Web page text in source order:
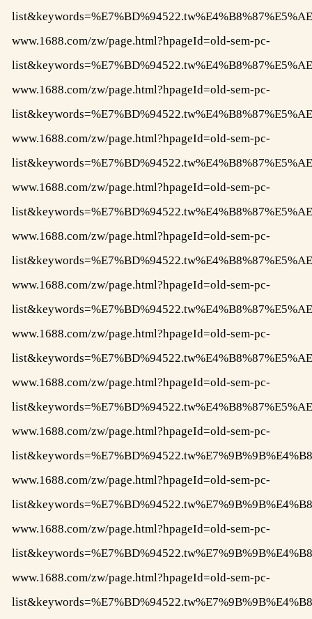
www.1688.com/zw/page.html?hpageId=old-sem-pc-
www.1688.com/zw/page.html?hpageId=old-sem-pc-
www.1688.com/zw/page.html?hpageId=old-sem-pc-
www.1688.com/zw/page.html?hpageId=old-sem-pc-
www.1688.com/zw/page.html?hpageId=old-sem-pc-
www.1688.com/zw/page.html?hpageId=old-sem-pc-
www.1688.com/zw/page.html?hpageId=old-sem-pc-
www.1688.com/zw/page.html?hpageId=old-sem-pc-
www.1688.com/zw/page.html?hpageId=old-sem-pc-
www.1688.com/zw/page.html?hpageId=old-sem-pc-
www.1688.com/zw/page.html?hpageId=old-sem-pc-
www.1688.com/zw/page.html?hpageId=old-sem-pc-